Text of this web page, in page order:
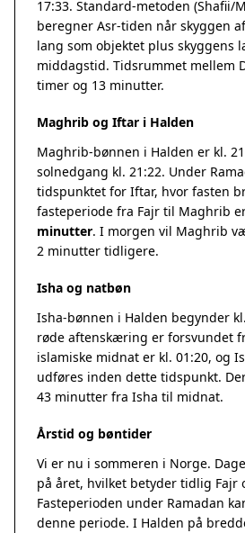
17:33. Standard-metoden (Shafii/
beregner Asr-tiden når skyggen
lang som objektet plus skyggens
middagstid. Tidsrummet mellem
timer og 13 minutter.
Maghrib og Iftar i Halden
Maghrib-bønnen i Halden er kl.
solnedgang kl. 21:22. Under
tidspunktet for Iftar, hvor fasten
fasteperiode fra Fajr til Maghrib
minutter. I morgen vil Maghrib
2 minutter tidligere.
Isha og natbøn
Isha-bønnen i Halden begynder
røde aftenskæring er forsvundet
islamiske midnat er kl. 01:20, og
udføres inden dette tidspunkt.
43 minutter fra Isha til midnat.
Årstid og bøntider
Vi er nu i sommeren i Norge.
på året, hvilket betyder tidlig Fajr
Fasteperioden under Ramadan
denne periode. I Halden på